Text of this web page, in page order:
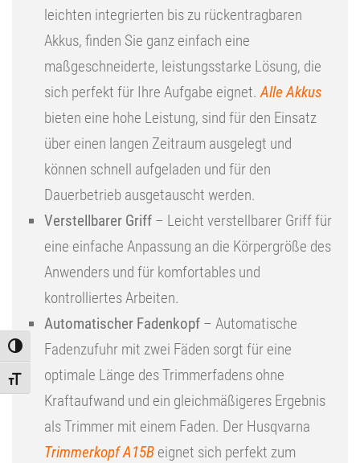
Toggle High Contrast
Toggle Font size
leichten integrierten bis zu rückentragbaren
Akkus, finden Sie ganz einfach eine
maßgeschneiderte, leistungsstarke Lösung, die
sich perfekt für Ihre Aufgabe eignet.Alle Akkus
bieten eine hohe Leistung, sind für den Einsatz
über einen langen Zeitraum ausgelegt und
können schnell aufgeladen und für den
Dauerbetrieb ausgetauscht werden.
Verstellbarer Griff – Leicht verstellbarer Griff für
eine einfache Anpassung an die Körpergröße des
Anwenders und für komfortables und
kontrolliertes Arbeiten.
Automatischer Fadenkopf – Automatische
Fadenzufuhr mit zwei Fäden sorgt für eine
optimale Länge des Trimmerfadens ohne
Kraftaufwand und ein gleichmäßigeres Ergebnis
als Trimmer mit einem Faden. Der Husqvarna
Trimmerkopf A15B eignet sich perfekt zum